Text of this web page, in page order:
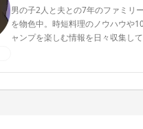
男の子2人と夫との7年のファミリ
を物色中。時短料理のノウハウや
ャンプを楽しむ情報を日々収集して